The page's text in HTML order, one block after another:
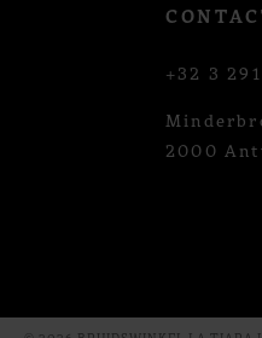
+32 3
2000